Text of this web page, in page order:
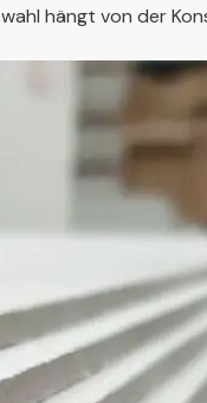
hängt von der